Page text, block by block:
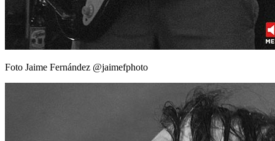
Foto Jaime Fernández @jaimefphoto